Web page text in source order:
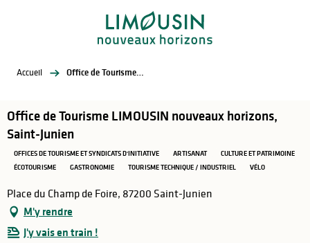
Accueil Office de Tourisme LIMOUSIN nouveaux horizons, Saint-Junien
Office de Tourisme LIMOUSIN nouveaux horizons,
Saint-Junien
OFFICES DE TOURISME ET SYNDICATS D'INITIATIVE ARTISANAT
CULTURE ET PATRIMOINE
ÉCOTOURISME
GASTRONOMIE TOURISME TECHNIQUE / INDUSTRIEL VÉLO
Place du Champ de Foire, 87200 Saint-Junien
M'y rendre
J'y vais en train !